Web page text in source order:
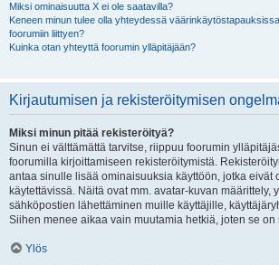
Miksi ominaisuutta X ei ole saatavilla?
Keneen minun tulee olla yhteydessä
foorumiin liittyen?
Kuinka otan yhteyttä foorumin ylläpitäjään?
Kirjautumisen ja rekisteröitymisen
Miksi minun pitää rekisteröityä?
Sinun ei välttämättä tarvitse, riippuu foorumin
foorumilla kirjoittamiseen rekisteröitymistä.
antaa sinulle lisää ominaisuuksia käyttöön, jotka eivät
käytettävissä. Näitä ovat mm. avatar-kuvan määrittely,
sähköpostien lähettäminen muille käyttäjille,
Siihen menee aikaa vain muutamia hetkiä, joten se on
Ylös